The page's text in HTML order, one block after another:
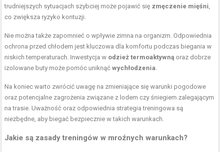
trudniejszych sytuacjach szybciej może pojawić się zmęczenie mięśni,
co zwiększa ryzyko kontuzji.
Nie można także zapomnieć o wpływie zimna na organizm. Odpowiednia
ochrona przed chłodem jest kluczowa dla komfortu podczas biegania w
niskich temperaturach. Inwestycja w odzież termoaktywną oraz dobrze
izolowane buty może pomóc uniknąćwychłodzenia.
Na koniec warto zwrócić uwagę na zmieniające się warunki pogodowe
oraz potencjalne zagrożenia związane z lodem czy śniegiem zalegającym
na trasie. Uważność oraz odpowiednia strategia treningowa są
niezbędne, aby biegać bezpiecznie w takich warunkach.
Jakie są zasady treningów w mroźnych warunkach?